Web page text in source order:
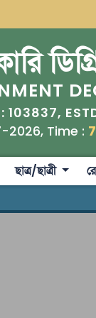
103837,
2026, Time :
ছাত্র/ছাত্রী